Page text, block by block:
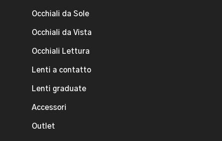
Occhiali da Sole
Occhiali da Vista
Occhiali Lettura
Lenti a contatto
Lenti graduate
Accessori
Outlet